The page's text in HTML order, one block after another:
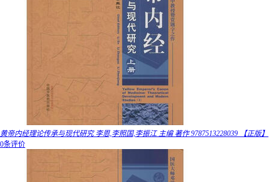
黄帝内经理论传承与现代研究 李恩,李照国,李振江 主编 著作 9787513228039 【正版】
0条评价